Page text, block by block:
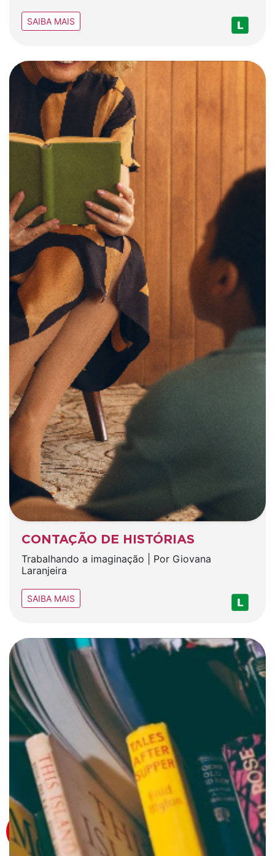
SAIBA MAIS
CONTAÇÃO DE HISTÓRIAS
Trabalhando a imaginação | Por Giovana
Laranjeira
SAIBA MAIS